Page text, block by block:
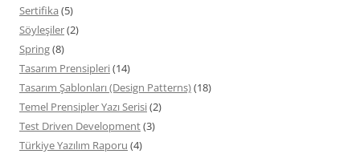
Sertifika (5)
Söyleşiler(2)
Spring(8)
Tasarım Prensipleri(14)
Tasarım Şablonları (Design Patterns)(18)
Temel Prensipler Yazı Serisi(2)
Test Driven Development(3)
Türkiye Yazılım Raporu (4)